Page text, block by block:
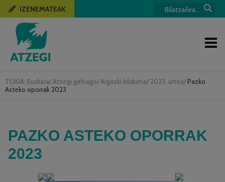
TOKIA: Euskara/ Atzegi gehiago/ Argazki bilduma/ 2023. urtea/ Pazko
Asteko oporrak 2023
IZENEMATEAK
PAZKO ASTEKO OPORRAK
2023